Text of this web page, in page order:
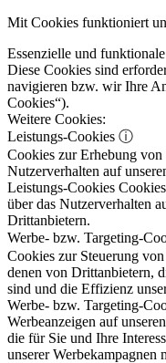
Mit Cookies funktioniert
Essenzielle und
Diese Cookies sind
navigieren bzw. wir Ihre
Cookies“).
Weitere Cookies:
Leistungs-Cookies ⓘ
Cookies zur Erhebung von
Nutzerverhalten auf
Leistungs-Cookies
über das Nutzerverhalten
Drittanbietern.
Werbe- bzw. Targeting-
Cookies zur Steuerung
denen von Drittanbietern,
sind und die Effizienz
Werbe- bzw. Targeting-
Werbeanzeigen auf
die für Sie und Ihre
unserer Werbekampagnen